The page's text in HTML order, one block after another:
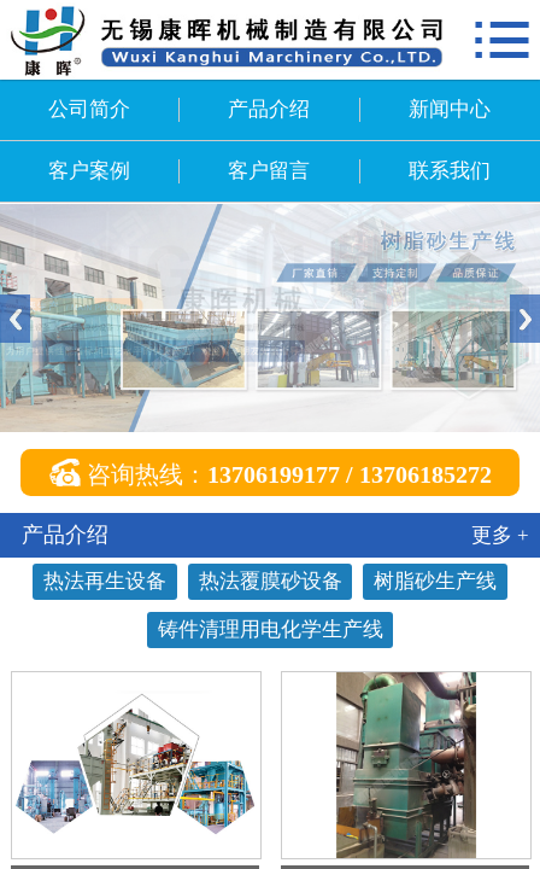
网站首页
新闻中心
客户案例
客户留言

公司简介 产品介绍 新闻中心
客户案例 客户留言 联系我们
 咨询热线： 13706199177 / 13706185272
产品介绍 更多 +
热法再生设备 热法覆膜砂设备 树脂砂生产线
铸件清理用电化学生产线